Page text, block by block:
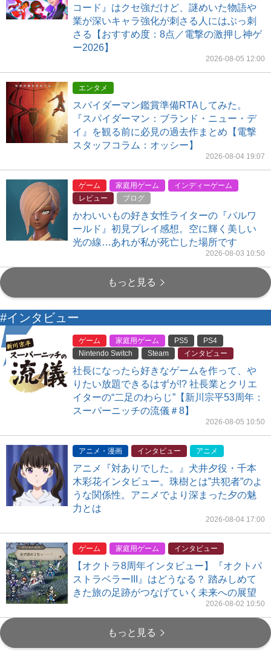
コード』はクセ強だけど、謎めいた物語や
業が深いキャラ強化が刺さる人にはぶっ刺
さる【おすすめ度：8点／電撃の激押し神ゲ
ー2026】
2026-08-05 12:00
エンタメ
スパイダーマン鑑賞準備RTAしてみた。
『スパイダーマン：ブランド・ニュー・デ
イ』を観る前に必見の過去作まとめ【電撃
スタッフコラム：オッシー】
2026-08-04 19:07
ゲーム 家庭用ゲーム
インディーゲーム
レビュー
ブログ
かわいいもの好き女性ライターの『パルワ
ールド』初見プレイ感想。空に輝く美しい
光の線…あれが私が死亡した場所です
2026-08-03 10:50
もっと見る
#インタビュー
ゲーム 家庭用ゲーム PS5
PS4
Nintendo Switch
Steam インタビュー
社長になったら好きなゲームを作って、や
りたい放題できるはずが!? 社長業とクリエ
イターの“二足のわらじ”【新川宗平53周年：
スーパーニッチの流儀＃8】
2026-08-05 10:50
アニメ・漫画 インタビュー アニメ
アニメ『対ありでした。』犬井夕役・千本
木彩花インタビュー。珠樹とは”共犯者”のよ
うな関係性。アニメでより深まった夕の魅
力とは
2026-08-04 17:00
ゲーム 家庭用ゲーム インタビュー
【オクトラ8周年インタビュー】『オクトパ
ストラベラーIII』はどうなる？ 踏みしめて
きた旅の足跡がつなげていく未来への展望
2026-08-02 10:50
もっと見る